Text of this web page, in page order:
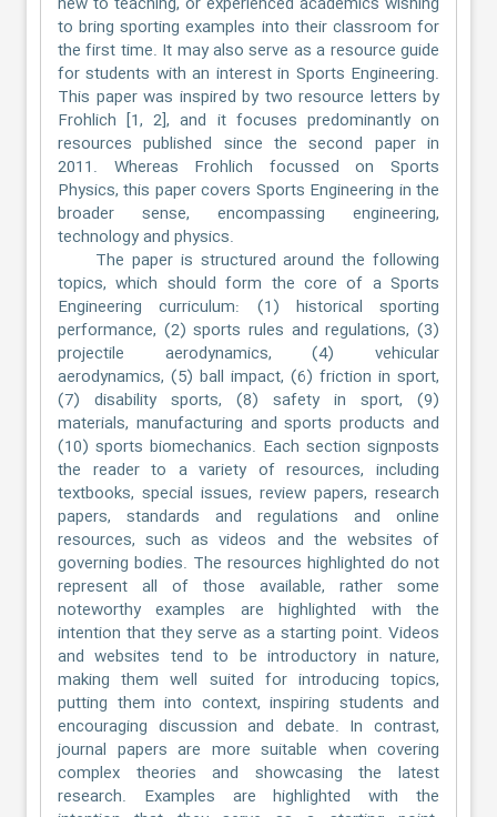
to bring sporting examples into their classroom for
the first time. It may also serve as a resource guide
for students with an interest in Sports Engineering.
This paper was inspired by two resource letters by
Frohlich [1, 2], and it focuses predominantly on
resources published since the second paper in
2011. Whereas Frohlich focussed on Sports
Physics, this paper covers Sports Engineering in the
broader sense, encompassing engineering,
technology and physics.
The paper is structured around the following
topics, which should form the core of a Sports
Engineering curriculum: (1) historical sporting
performance, (2) sports rules and regulations, (3)
projectile aerodynamics, (4) vehicular
aerodynamics, (5) ball impact, (6) friction in sport,
(7) disability sports, (8) safety in sport, (9)
materials, manufacturing and sports products and
(10) sports biomechanics. Each section signposts
the reader to a variety of resources, including
textbooks, special issues, review papers, research
papers, standards and regulations and online
resources, such as videos and the websites of
governing bodies. The resources highlighted do not
represent all of those available, rather some
noteworthy examples are highlighted with the
intention that they serve as a starting point. Videos
and websites tend to be introductory in nature,
making them well suited for introducing topics,
putting them into context, inspiring students and
encouraging discussion and debate. In contrast,
journal papers are more suitable when covering
complex theories and showcasing the latest
research. Examples are highlighted with the